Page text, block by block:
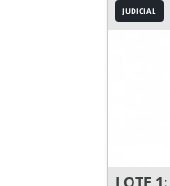
JUDICIAL